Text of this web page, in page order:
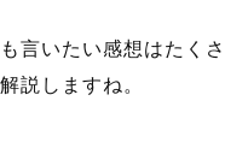
言いたい感想はたく
説しますね。